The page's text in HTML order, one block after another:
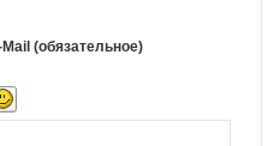
Mail (обязательное)